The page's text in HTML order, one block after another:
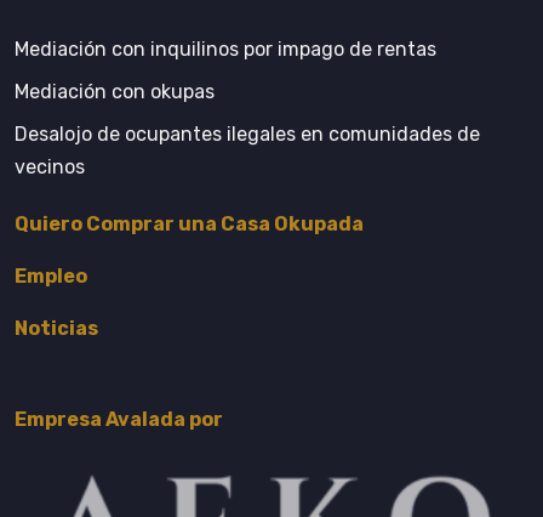
Mediación con inquilinos por impago de rentas
Mediación con okupas
Desalojo de ocupantes ilegales en comunidades de
vecinos
Quiero Comprar una Casa Okupada
Empleo
Noticias
Empresa Avalada por